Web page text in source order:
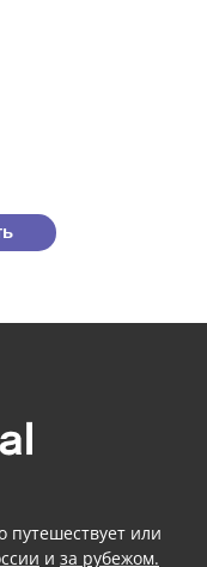
путешествует или
и за рубежом.